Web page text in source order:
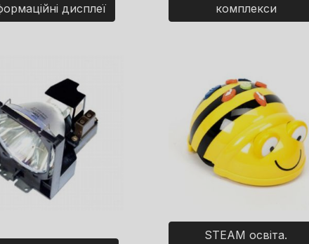
дисплеї
комплекси
STEAM освіта.